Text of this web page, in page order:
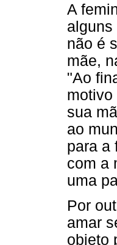
A
alguns
não é
mãe,
"Ao
motivo
sua
ao
para a
com a
uma
Por
amar
objeto